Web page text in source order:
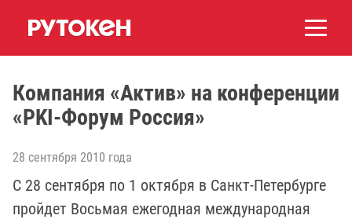
Компания «Актив» на конференции
«PKI-Форум Россия»
28 сентября 2010 года
С 28 сентября по 1 октября в Санкт-Петербурге
пройдет Восьмая ежегодная международная